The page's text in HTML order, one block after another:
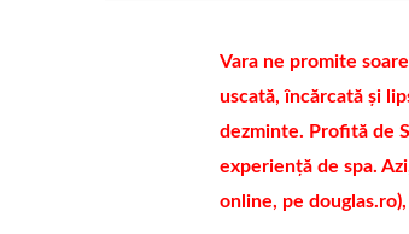
Vara ne promite
uscată, încărcată și
dezminte. Profită de
experiență de spa.
online, pe